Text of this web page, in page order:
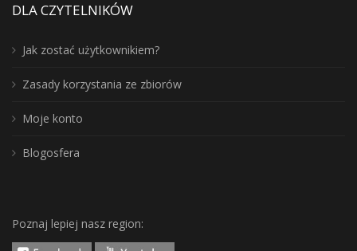
DLA CZYTELNIKÓW
Jak zostać użytkownikiem?
Zasady korzystania ze zbiorów
Moje konto
Blogosfera
Poznaj lepiej nasz region: